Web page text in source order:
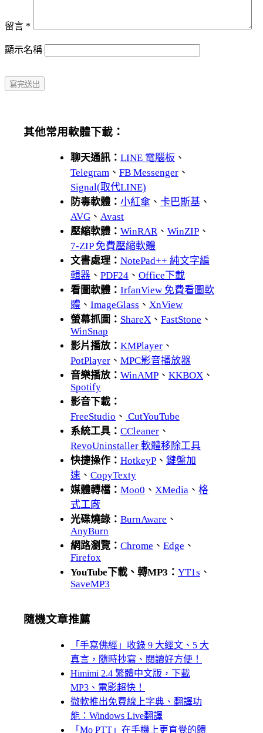
留言 *
顯示名稱
其他常用軟體下載：
聊天通訊： LINE 電腦板 、
Telegram 、 FB Messenger 、
Signal(取代LINE)
防毒軟體： 小紅傘 、 卡巴斯基 、
AVG 、 Avast
壓縮軟體： WinRAR、 WinZIP 、
7-ZIP 免費壓縮軟體
文書處理： NotePad++ 純文字編
輯器 、 PDF24 、 Office下載
看圖軟體： IrfanView 免費看圖軟
體 、 ImageGlass 、 XnView
螢幕抓圖： ShareX 、 FastStone 、
WinSnap
影片播放： KMPlayer 、
PotPlayer 、 MPC影音播放器
音樂播放： WinAMP 、 KKBOX 、
Spotify
影音下載：
FreeStudio 、 CutYouTube
系統工具： CCleaner 、
RevoUninstaller 軟體移除工具
快捷操作： HotkeyP 、 鍵盤加
速 、 CopyTexty
媒體轉檔： Moo0 、 XMedia 、 格
式工廠
光碟燒錄： BurnAware 、
AnyBurn
網路瀏覽： Chrome 、 Edge 、
Firefox
YouTube下載、轉MP3： YT1s 、
SaveMP3
隨機文章推薦
「手寫佛經」收錄 9 大經文、5 大
真言，隨時抄寫、閱讀好方便！
Himimi 2.4 繁體中文版，下載
MP3、電影超快！
微軟推出免費線上字典、翻譯功
能：Windows Live翻譯
「Mo PTT」在手機上更直覺的體